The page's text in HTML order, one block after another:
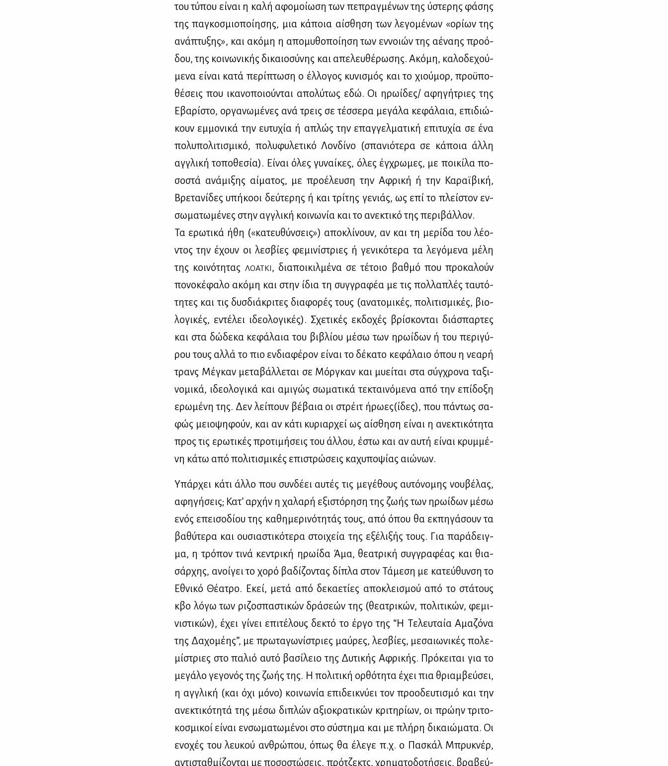
του τύ­που εί­ναι η κα­λή αφο­μοί­ω­ση των πε­πραγ­μέ­νων της ύστε­ρης φά­σης
της πα­γκο­σμιο­ποί­η­σης, μια κά­ποια αί­σθη­ση των λε­γο­μέ­νων «ορί­ων της
ανά­πτυ­ξης», και ακό­μη η απο­μυ­θο­ποί­η­ση των εν­νοιών της αέ­ναης προ­ό­
δου, της κοι­νω­νι­κής δι­καιο­σύ­νης και απε­λευ­θέ­ρω­σης. Ακό­μη, κα­λο­δε­χού­
με­να εί­ναι κα­τά πε­ρί­πτω­ση ο έλ­λο­γος κυ­νι­σμός και το χιού­μορ, προ­ϋ­πο­
θέ­σεις που ικα­νο­ποιού­νται απο­λύ­τως εδώ. Οι ηρω­ί­δες/ αφη­γή­τριες της
Εβα­ρί­στο, ορ­γα­νω­μέ­νες ανά τρεις σε τέσ­σε­ρα με­γά­λα κε­φά­λαια, επι­διώ­
κουν εμ­μο­νι­κά την ευ­τυ­χία ή απλώς την επαγ­γελ­μα­τι­κή επι­τυ­χία σε ένα
πο­λυ­πο­λι­τι­σμι­κό, πο­λυ­φυ­λε­τι­κό Λον­δί­νο (σπα­νιό­τε­ρα σε κά­ποια άλ­λη
αγ­γλι­κή το­πο­θε­σία). Εί­ναι όλες γυ­ναί­κες, όλες έγ­χρω­μες, με ποι­κί­λα πο­
σο­στά ανά­μι­ξης αί­μα­τος, με προ­έ­λευ­ση την Αφρι­κή ή την Κα­ραϊ­βι­κή,
Βρε­τα­νί­δες υπή­κο­οι δεύ­τε­ρης ή και τρί­της γε­νιάς, ως επί το πλεί­στον εν­
σω­μα­τω­μέ­νες στην αγ­γλι­κή κοι­νω­νία και το ανε­κτι­κό της πε­ρι­βάλ­λον.
Τα ερω­τι­κά ήθη («κα­τευ­θύν­σεις») απο­κλί­νουν, αν και τη με­ρί­δα του λέ­ο­
ντος την έχουν οι λε­σβί­ες φε­μι­νί­στριες ή γε­νι­κό­τε­ρα τα λε­γό­με­να μέ­λη
της κοι­νό­τη­τας ΛΟ­ΑΤ­ΚΙ, δια­ποι­κιλ­μέ­να σε τέ­τοιο βαθ­μό που προ­κα­λούν
πο­νο­κέ­φα­λο ακό­μη και στην ίδια τη συγ­γρα­φέα με τις πολ­λα­πλές ταυ­τό­
τη­τες και τις δυσ­διά­κρι­τες δια­φο­ρές τους (ανα­το­μι­κές, πο­λι­τι­σμι­κές, βιο­
λο­γι­κές, εντέ­λει ιδε­ο­λο­γι­κές). Σχε­τι­κές εκ­δο­χές βρί­σκο­νται διά­σπαρ­τες
και στα δώ­δε­κα κε­φά­λαια του βι­βλί­ου μέ­σω των ηρω­ί­δων ή του πε­ρι­γύ­
ρου τους αλ­λά το πιο εν­δια­φέ­ρον εί­ναι το δέ­κα­το κε­φά­λαιο όπου η νε­α­ρή
τρανς Μέ­γκαν με­τα­βάλ­λε­ται σε Μόρ­γκαν και μυ­εί­ται στα σύγ­χρο­να τα­ξι­
νο­μι­κά, ιδε­ο­λο­γι­κά και αμι­γώς σω­μα­τι­κά τε­κται­νό­με­να από την επί­δο­ξη
ερω­μέ­νη της. Δεν λεί­πουν βέ­βαια οι στρέιτ ήρω­ες(ίδες), που πά­ντως σα­
φώς μειο­ψη­φούν, και αν κά­τι κυ­ριαρ­χεί ως αί­σθη­ση εί­ναι η ανε­κτι­κό­τη­τα
προς τις ερω­τι­κές προ­τι­μή­σεις του άλ­λου, έστω και αν αυ­τή εί­ναι κρυμ­μέ­
νη κά­τω από πο­λι­τι­σμι­κές επι­στρώ­σεις κα­χυ­πο­ψί­ας αιώ­νων.
Υπάρ­χει κά­τι άλ­λο που συν­δέ­ει αυ­τές τις με­γέ­θους αυ­τό­νο­μης νου­βέ­λας,
αφη­γή­σεις; Κα­τ’ αρ­χήν η χα­λα­ρή εξι­στό­ρη­ση της ζω­ής των ηρω­ί­δων μέ­σω
ενός επει­σο­δί­ου της κα­θη­με­ρι­νό­τη­τάς τους, από όπου θα εκ­πη­γά­σουν τα
βα­θύ­τε­ρα και ου­σια­στι­κό­τε­ρα στοι­χεία της εξέ­λι­ξής τους. Για πα­ρά­δειγ­
μα, η τρό­πον τι­νά κε­ντρι­κή ηρω­ί­δα Άμα, θε­α­τρι­κή συγ­γρα­φέ­ας και θια­
σάρ­χης, ανοί­γει το χο­ρό βα­δί­ζο­ντας δί­πλα στον Τά­με­ση με κα­τεύ­θυν­ση το
Εθνι­κό Θέ­α­τρο. Εκεί, με­τά από δε­κα­ε­τί­ες απο­κλει­σμού από το στά­τους
κβο λό­γω των ρι­ζο­σπα­στι­κών δρά­σε­ών της (θε­α­τρι­κών, πο­λι­τι­κών, φε­μι­
νι­στι­κών), έχει γί­νει επι­τέ­λους δε­κτό το έρ­γο της “Η Τε­λευ­ταία Αμα­ζό­να
της Δα­χο­μέ­ης”, με πρω­τα­γω­νί­στριες μαύ­ρες, λε­σβί­ες, με­σαιω­νι­κές πο­λε­
μί­στριες στο πα­λιό αυ­τό βα­σί­λειο της Δυ­τι­κής Αφρι­κής. Πρό­κει­ται για το
με­γά­λο γε­γο­νός της ζω­ής της. Η πο­λι­τι­κή ορ­θό­τη­τα έχει πια θριαμ­βεύ­σει,
η αγ­γλι­κή (και όχι μό­νο) κοι­νω­νία επι­δει­κνύ­ει τον προ­ο­δευ­τι­σμό και την
ανε­κτι­κό­τη­τά της μέ­σω δι­πλών αξιο­κρα­τι­κών κρι­τη­ρί­ων, οι πρώ­ην τρι­το­
κο­σμι­κοί εί­ναι εν­σω­μα­τω­μέ­νοι στο σύ­στη­μα και με πλή­ρη δι­καιώ­μα­τα. Οι
ενο­χές του λευ­κού αν­θρώ­που, όπως θα έλε­γε π.χ. ο Πα­σκάλ Μπρυ­κνέρ,
αντι­σταθ­μί­ζο­νται με πο­σο­στώ­σεις, πρό­τζε­κτς, χρη­μα­το­δο­τή­σεις, βρα­βεύ­